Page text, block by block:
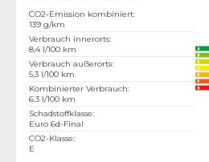
CO2-Emission kombiniert:
139 g/km
Verbrauch innerorts:
8,4 l/100 km
Verbrauch außerorts:
5,3 l/100 km
Kombinierter Verbrauch:
6.3 l/100 km
Schadstoffklasse:
Euro 6d-Final
CO2-Klasse:
E